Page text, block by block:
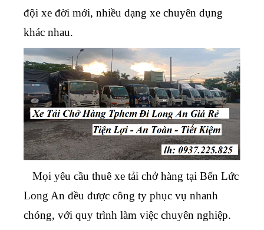
đội xe đời mới, nhiều dạng xe chuyên dụng
khác nhau.
Mọi yêu cầu thuê xe tải chở hàng tại Bến Lức
Long An đều được công ty phục vụ nhanh
chóng, với quy trình làm việc chuyên nghiệp.